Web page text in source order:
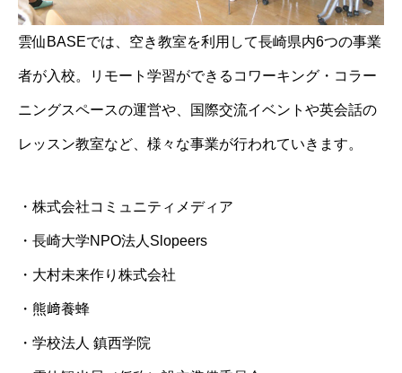
雲仙BASEでは、空き教室を利用して長崎県内6つの事業
者が入校。リモート学習ができるコワーキング・コラー
ニングスペースの運営や、国際交流イベントや英会話の
レッスン教室など、様々な事業が行われていきます。
・株式会社コミュニティメディア
・長崎大学NPO法人Slopeers
・大村未来作り株式会社
・熊﨑養蜂
・学校法人 鎮西学院